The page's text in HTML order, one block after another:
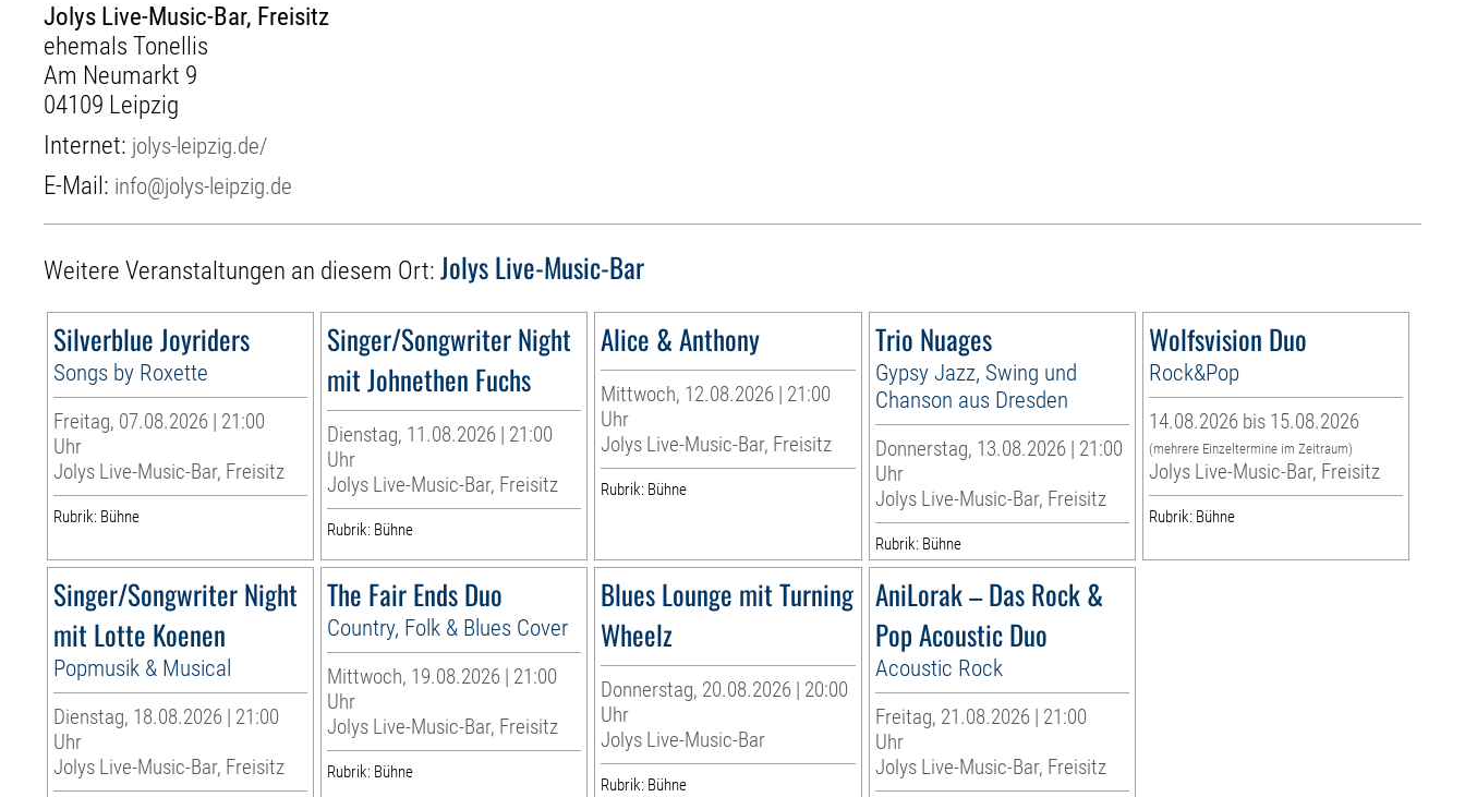
Jolys Live-Music-Bar, Freisitz
ehemals Tonellis
Am Neumarkt 9
04109 Leipzig
Internet: jolys-leipzig.de/
E-Mail: info@jolys-leipzig.de
Weitere Veranstaltungen an diesem Ort:Jolys Live-Music-Bar
Silverblue Joyriders
Songs by Roxette
Freitag, 07.08.2026 | 21:00
Uhr
Jolys Live-Music-Bar, Freisitz
Rubrik: Bühne
Singer/Songwriter Night
mit Johnethen Fuchs
Dienstag, 11.08.2026 | 21:00
Uhr
Jolys Live-Music-Bar, Freisitz
Rubrik: Bühne
Alice & Anthony
Mittwoch, 12.08.2026 | 21:00
Uhr
Jolys Live-Music-Bar, Freisitz
Rubrik: Bühne
Trio Nuages
Gypsy Jazz, Swing und
Chanson aus Dresden
Donnerstag, 13.08.2026 | 21:00
Uhr
Jolys Live-Music-Bar, Freisitz
Rubrik: Bühne
Wolfsvision Duo
Rock&Pop
14.08.2026 bis 15.08.2026
(mehrere Einzeltermine im Zeitraum)
Jolys Live-Music-Bar, Freisitz
Rubrik: Bühne
Singer/Songwriter Night
mit Lotte Koenen
Popmusik & Musical
Dienstag, 18.08.2026 | 21:00
Uhr
Jolys Live-Music-Bar, Freisitz
The Fair Ends Duo
Country, Folk & Blues Cover
Mittwoch, 19.08.2026 | 21:00
Uhr
Jolys Live-Music-Bar, Freisitz
Rubrik: Bühne
Blues Lounge mit Turning
Wheelz
Donnerstag, 20.08.2026 | 20:00
Uhr
Jolys Live-Music-Bar
Rubrik: Bühne
AniLorak – Das Rock &
Pop Acoustic Duo
Acoustic Rock
Freitag, 21.08.2026 | 21:00
Uhr
Jolys Live-Music-Bar, Freisitz